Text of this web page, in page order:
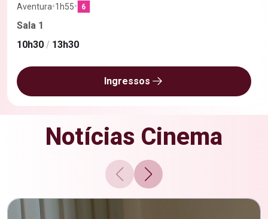
Aventura•1h55•
Sala 1
10h30 / 13h30
Ingressos
Notícias Cinema